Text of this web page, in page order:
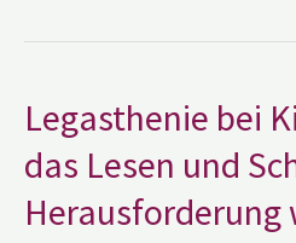
Legasthenie bei
das Lesen und
Herausforderung
Legasthenie
bei
Kindern:
Wenn
das
Lesen
und